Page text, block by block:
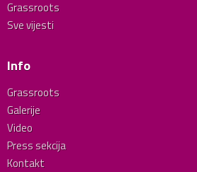
Grassroots
Sve vijesti
Info
Grassroots
Galerije
Video
Press sekcija
Kontakt